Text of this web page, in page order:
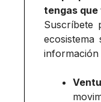
tengas
Suscríbete
información